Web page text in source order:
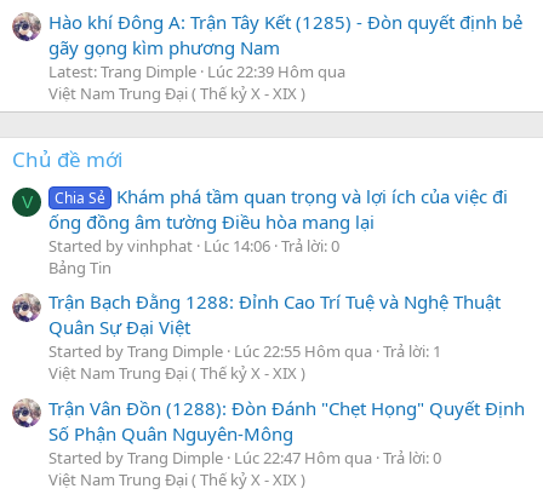
Hào khí Đông A: Trận Tây Kết (1285) - Đòn quyết định bẻ
gãy gọng kìm phương Nam
Latest: Trang Dimple Lúc 22:39 Hôm qua
Việt Nam Trung Đại ( Thế kỷ X - XIX )
Chủ đề mới
V Chia Sẻ Khám phá tầm quan trọng và lợi ích của việc đi
ống đồng âm tường Điều hòa mang lại
Started by vinhphat Lúc 14:06 Trả lời: 0
Bảng Tin
Trận Bạch Đằng 1288: Đỉnh Cao Trí Tuệ và Nghệ Thuật
Quân Sự Đại Việt
Started by Trang Dimple Lúc 22:55 Hôm qua Trả lời: 1
Việt Nam Trung Đại ( Thế kỷ X - XIX )
Trận Vân Đồn (1288): Đòn Đánh "Chẹt Họng" Quyết Định
Số Phận Quân Nguyên-Mông
Started by Trang Dimple Lúc 22:47 Hôm qua Trả lời: 0
Việt Nam Trung Đại ( Thế kỷ X - XIX )